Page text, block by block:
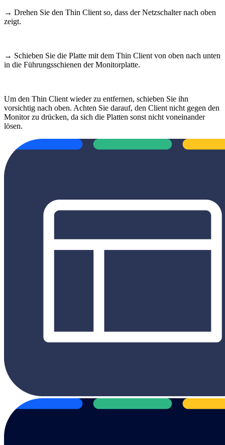
→ Drehen Sie den Thin Client so, dass der Netzschalter nach oben
zeigt.
→ Schieben Sie die Platte mit dem Thin Client von oben nach unten
in die Führungsschienen der Monitorplatte.
Um den Thin Client wieder zu entfernen, schieben Sie ihn
vorsichtig nach oben. Achten Sie darauf, den Client nicht gegen den
Monitor zu drücken, da sich die Platten sonst nicht voneinander
lösen.